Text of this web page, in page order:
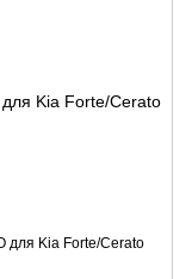
Kia Forte/Cerato
для Kia Forte/Cerato